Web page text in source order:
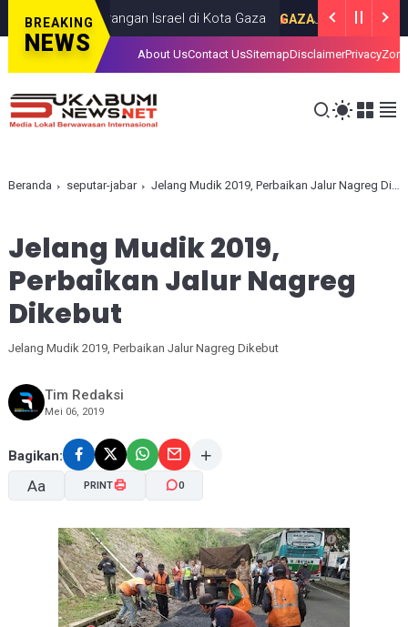
BREAKING
NEWS
dalam Serangan Israel di Kota Gaza GAZA JULY 19, 2026
About UsContact UsSitemapDisclaimerPrivacy
Beranda seputar-jabar Jelang Mudik 2019, Perbaikan Jalur Nagreg Dikebut
Jelang Mudik 2019,
Perbaikan Jalur Nagreg
Dikebut
Jelang Mudik 2019, Perbaikan Jalur Nagreg Dikebut
Tim Redaksi
Mei 06, 2019
Bagikan:
Aa
A- A+
PRINT 0